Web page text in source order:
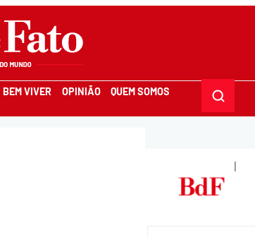
BEM VIVER OPINIÃO QUEM SOMOS
|